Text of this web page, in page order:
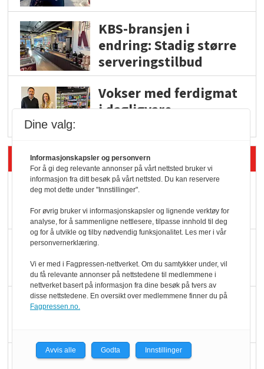
KBS-bransjen i
endring: Stadig større
serveringstilbud
Vokser med ferdigmat
i dagligvare
Siste artikler - Butikk i praksis
Rema-flaggskip
dundrer videre
Slik opprettholdes
ølsalget
Færre varer, men fulle
KI lager mat i butikken
Dine valg:
Informasjonskapsler og personvern
For å gi deg relevante annonser på vårt nettsted bruker vi
informasjon fra ditt besøk på vårt nettsted. Du kan reservere
deg mot dette under "Innstillinger".
For øvrig bruker vi informasjonskapsler og lignende verktøy for
analyse, for å sammenligne nettlesere, tilpasse innhold til deg
og for å utvikle og tilby nødvendig funksjonalitet. Les mer i vår
personvernerklæring.
Vi er med i Fagpressen-nettverket. Om du samtykker under, vil
du få relevante annonser på nettstedene til medlemmene i
nettverket basert på informasjon fra dine besøk på tvers av
disse nettstedene. En oversikt over medlemmene finner du på
Fagpressen.no.
Avvis alle Godta Innstillinger